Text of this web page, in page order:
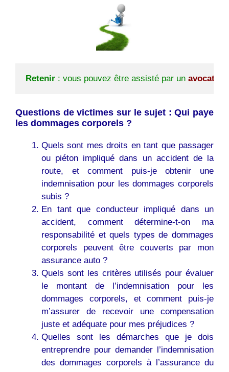
Retenir : vous pouvez être assisté par un avocat
Questions de victimes sur le sujet : Qui paye
les dommages corporels ?
Quels sont mes droits en tant que passager
ou piéton impliqué dans un accident de la
route, et comment puis-je obtenir une
indemnisation pour les dommages corporels
subis ?
En tant que conducteur impliqué dans un
accident, comment détermine-t-on ma
responsabilité et quels types de dommages
corporels peuvent être couverts par mon
assurance auto ?
Quels sont les critères utilisés pour évaluer
le montant de l’indemnisation pour les
dommages corporels, et comment puis-je
m’assurer de recevoir une compensation
juste et adéquate pour mes préjudices ?
Quelles sont les démarches que je dois
entreprendre pour demander l’indemnisation
des dommages corporels à l’assurance du